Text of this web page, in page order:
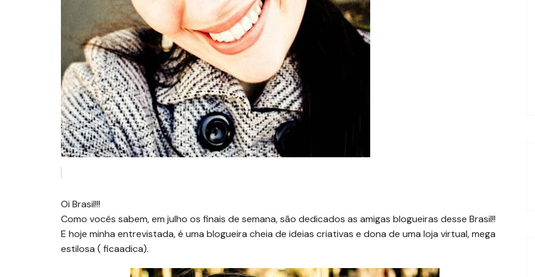
Oi Brasil!!!
Como vocês sabem, em julho os finais de semana, são dedicados as amigas blogueiras desse Brasil!!
E hoje minha entrevistada, é uma blogueira cheia de ideias criativas e dona de uma loja virtual, mega
estilosa ( ficaadica).